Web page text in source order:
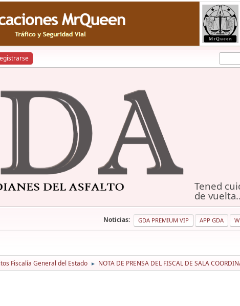
Tened
de
Noticias: GDA PREMIUM VIP APP GDA
Fiscalía General del Estado ► NOTA DE PRENSA DEL FISCAL DE SALA